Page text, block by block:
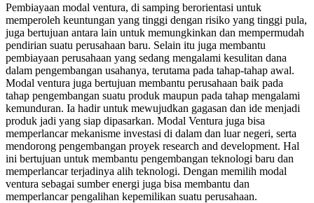
Pembiayaan modal ventura, di samping berorientasi untuk
memperoleh keuntungan yang tinggi dengan risiko yang tinggi pula,
juga bertujuan antara lain untuk memungkinkan dan mempermudah
pendirian suatu perusahaan baru. Selain itu juga membantu
pembiayaan perusahaan yang sedang mengalami kesulitan dana
dalam pengem­bangan usahanya, terutama pada tahap-tahap awal.
Modal ventura juga bertujuan membantu perusahaan baik pada
tahap pengembangan suatu produk maupun pada tahap mengalami
kemunduran. Ia hadir untuk mewujudkan gagasan dan ide menjadi
produk jadi yang siap dipasarkan. Modal Ventura juga bisa
memperlancar mekanisme investasi di dalam dan luar negeri, serta
mendorong pengembangan proyek research and development. Hal
ini bertujuan untuk membantu pengembangan teknologi baru dan
memperlancar terjadinya alih teknologi. Dengan memilih modal
ventura sebagai sumber energi juga bisa membantu dan
memperlancar pengalihan kepemilikan suatu perusahaan.